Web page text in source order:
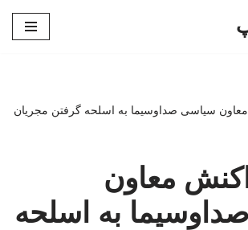
معاون سیاسی صداوسیما به اسلحه گرفتن مجریان
معاون
به اسلحه